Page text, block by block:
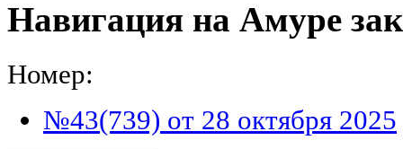
Навигация на Амуре
Номер:
№43(739) от 28 октября 2025